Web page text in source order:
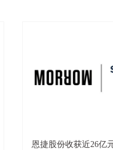
恩捷股份收获近26亿